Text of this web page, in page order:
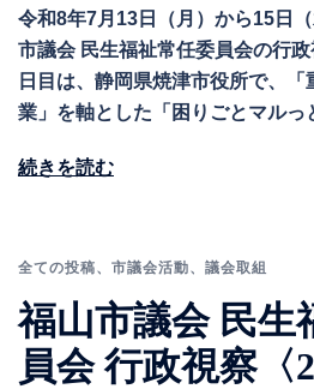
令和8年7月13日（月）から15日
市議会 民生福祉常任委員会の行
日目は、静岡県焼津市役所で、
業」を軸とした「困りごとマル
続きを読む
全ての投稿、 市議会活動、 議会取組
福山市議会 民生
員会 行政視察〈